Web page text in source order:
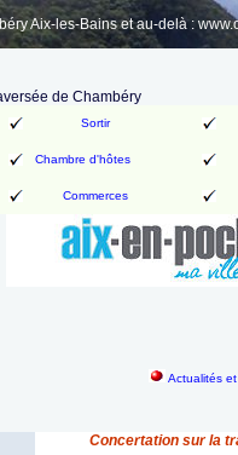
Aix-les-Bains et au-delà :
de Chambéry
Sortir
Chambre d'hôtes
Commerces
Actualités
Concertation sur la